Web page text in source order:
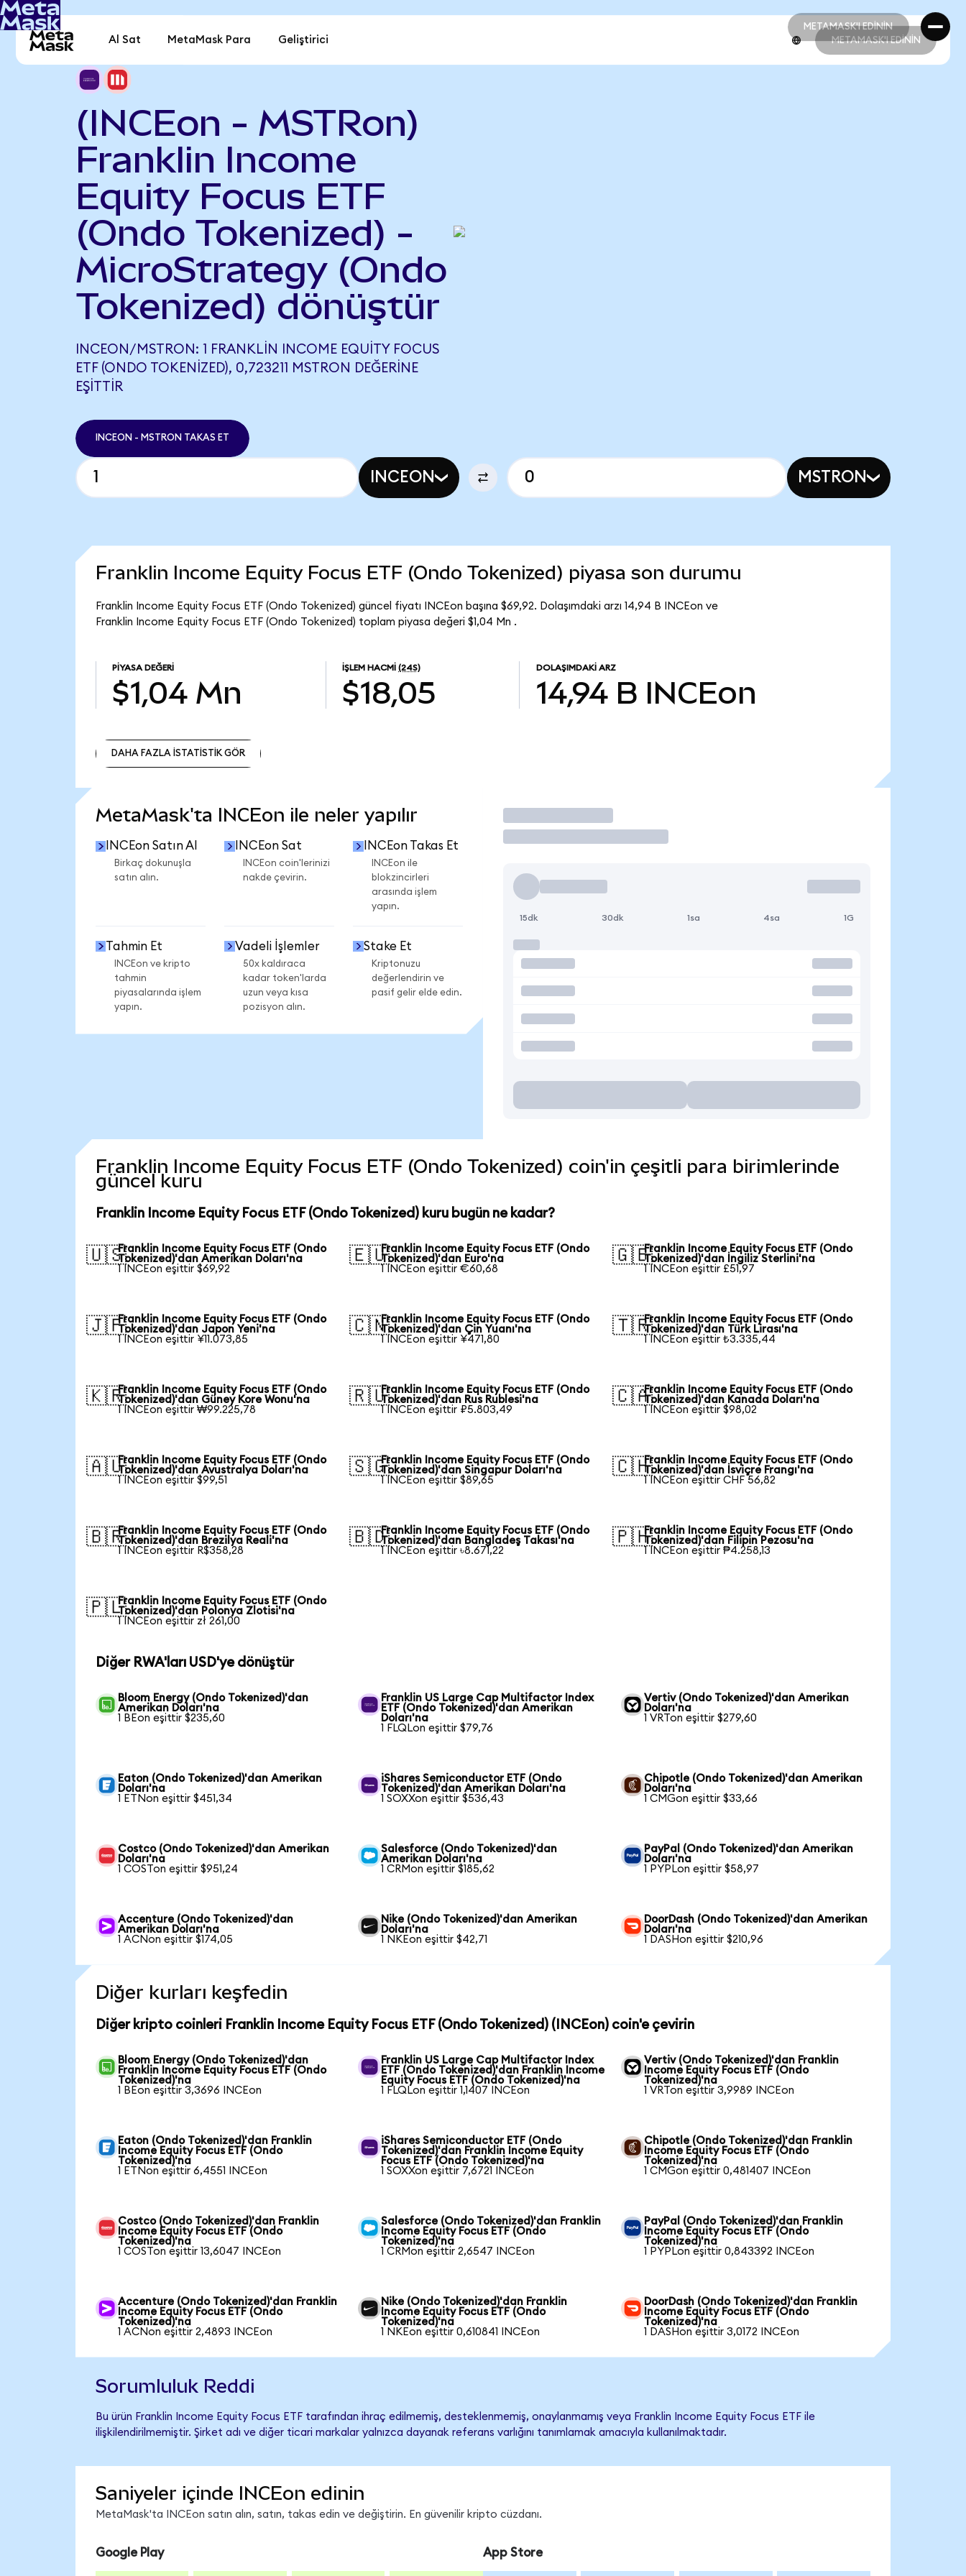
METAMASK'I EDİNİN
METAMASK'I EDİNİN
Al Sat MetaMask Para Geliştirici METAMASK'I EDİNİN
(INCEon - MSTRon)
Franklin Income
Equity Focus ETF
(Ondo Tokenized) -
MicroStrategy (Ondo
Tokenized) dönüştür
INCEON/MSTRON: 1 FRANKLIN INCOME EQUITY FOCUS
ETF (ONDO TOKENIZED), 0,723211 MSTRON DEĞERINE
EŞITTIR
INCEON - MSTRON TAKAS ET
INCEON MSTRON
Franklin Income Equity Focus ETF (Ondo Tokenized) piyasa son durumu
Franklin Income Equity Focus ETF (Ondo Tokenized) güncel fiyatı INCEon başına $69,92. Dolaşımdaki arzı 14,94 B INCEon ve
Franklin Income Equity Focus ETF (Ondo Tokenized) toplam piyasa değeri $1,04 Mn .
PIYASA DEĞERI
$1,04 Mn
İŞLEM HACMI (24S)
$18,05
DOLAŞIMDAKI ARZ
14,94 B INCEon
DAHA FAZLA İSTATİSTİK GÖR
MetaMask'ta INCEon ile neler yapılır
INCEon Satın Al
Birkaç dokunuşla
satın alın.
INCEon Sat
INCEon coin'lerinizi
nakde çevirin.
INCEon Takas Et
INCEon ile
blokzincirleri
arasında işlem
yapın.
Tahmin Et
INCEon ve kripto
tahmin
piyasalarında işlem
yapın.
Vadeli İşlemler
50x kaldıraca
kadar token'larda
uzun veya kısa
pozisyon alın.
Stake Et
Kriptonuzu
değerlendirin ve
pasif gelir elde edin.
İşlem Yap
15dk 30dk 1sa 4sa 1G
Franklin Income Equity Focus ETF (Ondo Tokenized) coin'in çeşitli para birimlerinde
güncel kuru
Franklin Income Equity Focus ETF (Ondo Tokenized) kuru bugün ne kadar?
🇺🇸Franklin Income Equity Focus ETF (Ondo
Tokenized)'dan Amerikan Doları'na
1 INCEon eşittir $69,92
🇪🇺Franklin Income Equity Focus ETF (Ondo
Tokenized)'dan Euro'na
1 INCEon eşittir €60,68
🇬🇧Franklin Income Equity Focus ETF (Ondo
Tokenized)'dan İngiliz Sterlini'na
1 INCEon eşittir £51,97
🇯🇵Franklin Income Equity Focus ETF (Ondo
Tokenized)'dan Japon Yeni'na
1 INCEon eşittir ¥11.073,85
🇨🇳Franklin Income Equity Focus ETF (Ondo
Tokenized)'dan Çin Yuanı'na
1 INCEon eşittir ¥471,80
🇹🇷Franklin Income Equity Focus ETF (Ondo
Tokenized)'dan Türk Lirası'na
1 INCEon eşittir ₺3.335,44
🇰🇷Franklin Income Equity Focus ETF (Ondo
Tokenized)'dan Güney Kore Wonu'na
1 INCEon eşittir ₩99.225,78
🇷🇺Franklin Income Equity Focus ETF (Ondo
Tokenized)'dan Rus Rublesi'na
1 INCEon eşittir ₽5.803,49
🇨🇦Franklin Income Equity Focus ETF (Ondo
Tokenized)'dan Kanada Doları'na
1 INCEon eşittir $98,02
🇦🇺Franklin Income Equity Focus ETF (Ondo
Tokenized)'dan Avustralya Doları'na
1 INCEon eşittir $99,51
🇸🇬Franklin Income Equity Focus ETF (Ondo
Tokenized)'dan Singapur Doları'na
1 INCEon eşittir $89,65
🇨🇭Franklin Income Equity Focus ETF (Ondo
Tokenized)'dan İsviçre Frangı'na
1 INCEon eşittir CHF 56,82
🇧🇷Franklin Income Equity Focus ETF (Ondo
Tokenized)'dan Brezilya Reali'na
1 INCEon eşittir R$358,28
🇧🇩Franklin Income Equity Focus ETF (Ondo
Tokenized)'dan Bangladeş Takası'na
1 INCEon eşittir ৳8.671,22
🇵🇭Franklin Income Equity Focus ETF (Ondo
Tokenized)'dan Filipin Pezosu'na
1 INCEon eşittir ₱4.258,13
🇵🇱Franklin Income Equity Focus ETF (Ondo
Tokenized)'dan Polonya Zlotisi'na
1 INCEon eşittir zł 261,00
Diğer RWA'ları USD'ye dönüştür
Bloom Energy (Ondo Tokenized)'dan
Amerikan Doları'na
1 BEon eşittir $235,60
Franklin US Large Cap Multifactor Index
ETF (Ondo Tokenized)'dan Amerikan
Doları'na
1 FLQLon eşittir $79,76
Vertiv (Ondo Tokenized)'dan Amerikan
Doları'na
1 VRTon eşittir $279,60
Eaton (Ondo Tokenized)'dan Amerikan
Doları'na
1 ETNon eşittir $451,34
iShares Semiconductor ETF (Ondo
Tokenized)'dan Amerikan Doları'na
1 SOXXon eşittir $536,43
Chipotle (Ondo Tokenized)'dan Amerikan
Doları'na
1 CMGon eşittir $33,66
Costco (Ondo Tokenized)'dan Amerikan
Doları'na
1 COSTon eşittir $951,24
Salesforce (Ondo Tokenized)'dan
Amerikan Doları'na
1 CRMon eşittir $185,62
PayPal (Ondo Tokenized)'dan Amerikan
Doları'na
1 PYPLon eşittir $58,97
Accenture (Ondo Tokenized)'dan
Amerikan Doları'na
1 ACNon eşittir $174,05
Nike (Ondo Tokenized)'dan Amerikan
Doları'na
1 NKEon eşittir $42,71
DoorDash (Ondo Tokenized)'dan Amerikan
Doları'na
1 DASHon eşittir $210,96
Diğer kurları keşfedin
Diğer kripto coinleri Franklin Income Equity Focus ETF (Ondo Tokenized) (INCEon) coin'e çevirin
Bloom Energy (Ondo Tokenized)'dan
Franklin Income Equity Focus ETF (Ondo
Tokenized)'na
1 BEon eşittir 3,3696 INCEon
Franklin US Large Cap Multifactor Index
ETF (Ondo Tokenized)'dan Franklin Income
Equity Focus ETF (Ondo Tokenized)'na
1 FLQLon eşittir 1,1407 INCEon
Vertiv (Ondo Tokenized)'dan Franklin
Income Equity Focus ETF (Ondo
Tokenized)'na
1 VRTon eşittir 3,9989 INCEon
Eaton (Ondo Tokenized)'dan Franklin
Income Equity Focus ETF (Ondo
Tokenized)'na
1 ETNon eşittir 6,4551 INCEon
iShares Semiconductor ETF (Ondo
Tokenized)'dan Franklin Income Equity
Focus ETF (Ondo Tokenized)'na
1 SOXXon eşittir 7,6721 INCEon
Chipotle (Ondo Tokenized)'dan Franklin
Income Equity Focus ETF (Ondo
Tokenized)'na
1 CMGon eşittir 0,481407 INCEon
Costco (Ondo Tokenized)'dan Franklin
Income Equity Focus ETF (Ondo
Tokenized)'na
1 COSTon eşittir 13,6047 INCEon
Salesforce (Ondo Tokenized)'dan Franklin
Income Equity Focus ETF (Ondo
Tokenized)'na
1 CRMon eşittir 2,6547 INCEon
PayPal (Ondo Tokenized)'dan Franklin
Income Equity Focus ETF (Ondo
Tokenized)'na
1 PYPLon eşittir 0,843392 INCEon
Accenture (Ondo Tokenized)'dan Franklin
Income Equity Focus ETF (Ondo
Tokenized)'na
1 ACNon eşittir 2,4893 INCEon
Nike (Ondo Tokenized)'dan Franklin
Income Equity Focus ETF (Ondo
Tokenized)'na
1 NKEon eşittir 0,610841 INCEon
DoorDash (Ondo Tokenized)'dan Franklin
Income Equity Focus ETF (Ondo
Tokenized)'na
1 DASHon eşittir 3,0172 INCEon
Sorumluluk Reddi
Bu ürün Franklin Income Equity Focus ETF tarafından ihraç edilmemiş, desteklenmemiş, onaylanmamış veya Franklin Income Equity Focus ETF ile
ilişkilendirilmemiştir. Şirket adı ve diğer ticari markalar yalnızca dayanak referans varlığını tanımlamak amacıyla kullanılmaktadır.
Saniyeler içinde INCEon edinin
MetaMask'ta INCEon satın alın, satın, takas edin ve değiştirin. En güvenilir kripto cüzdanı.
Google Play App Store